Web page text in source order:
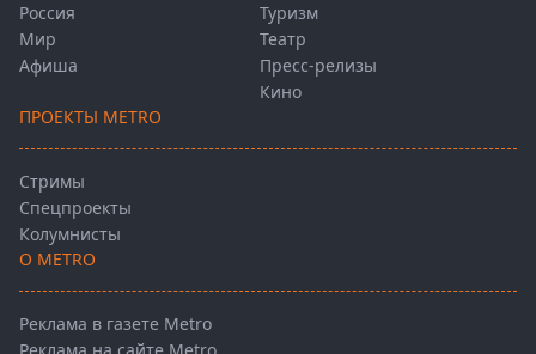
Россия
Мир
Афиша
Туризм
Театр
Пресс-релизы
Кино
ПРОЕКТЫ METRO
Стримы
Спецпроекты
Колумнисты
О METRO
Реклама в газете Metro